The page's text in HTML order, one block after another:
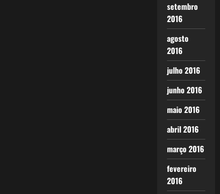
setembro
2016
agosto
2016
julho 2016
junho 2016
maio 2016
abril 2016
março 2016
fevereiro
2016